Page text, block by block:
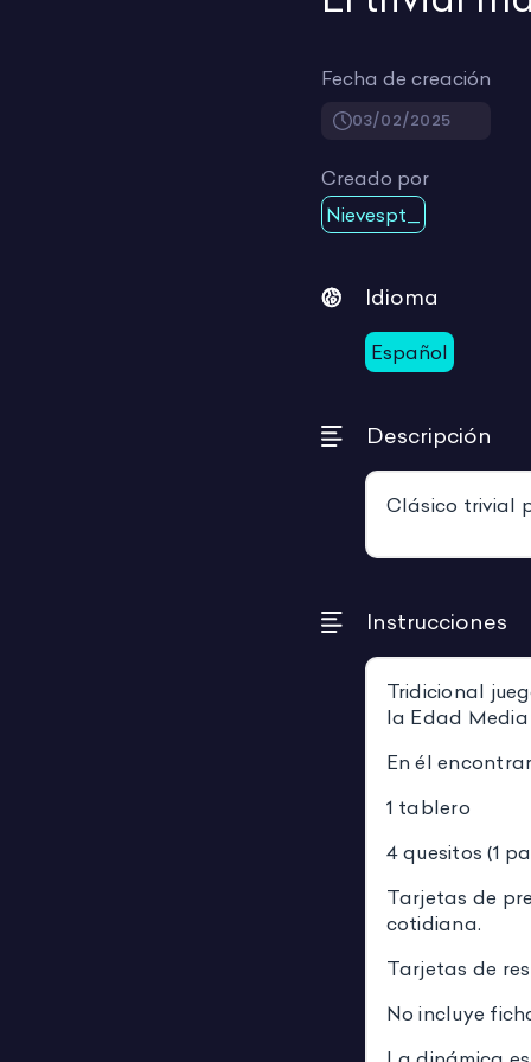
Fecha de creación
03/02/2025
Creado por
Nievespt_
Idioma
Español
Descripción
Clásico trivial
Instrucciones
Tridicional
la Edad Media
En él
1 tablero
4 quesitos (1
Tarjetas de
cotidiana.
Tarjetas de
No incluye